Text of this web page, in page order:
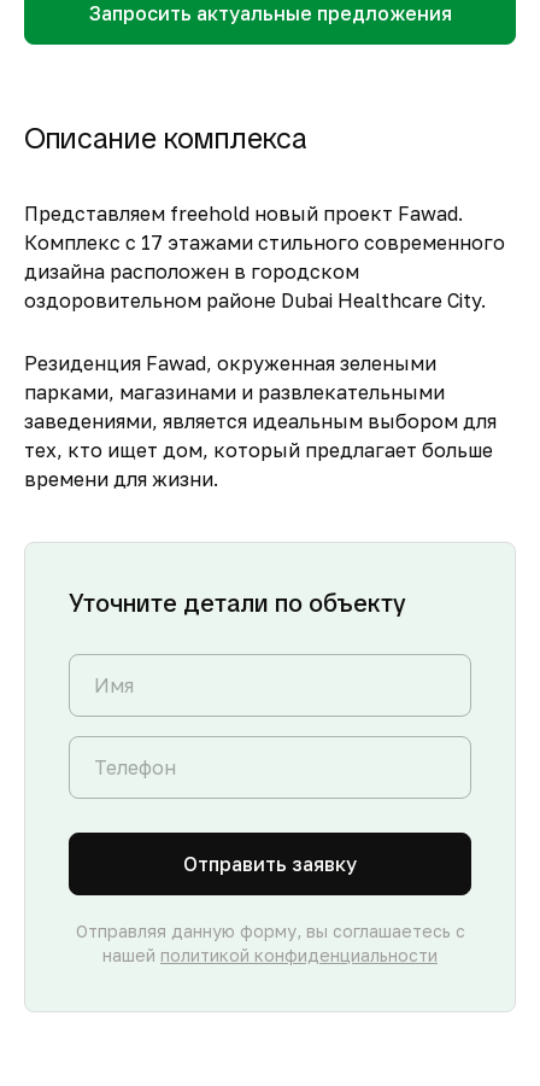
Запросить актуальные предложения
Описание комплекса
Представляем freehold новый проект Fawad.
Комплекс с 17 этажами стильного современного
дизайна расположен в городском
оздоровительном районе Dubai Healthcare City.
Резиденция Fawad, окруженная зелеными
парками, магазинами и развлекательными
заведениями, является идеальным выбором для
тех, кто ищет дом, который предлагает больше
времени для жизни.
Уточните детали по объекту
Отправить заявку
Отправляя данную форму, вы соглашаетесь с
нашей политикой конфиденциальности